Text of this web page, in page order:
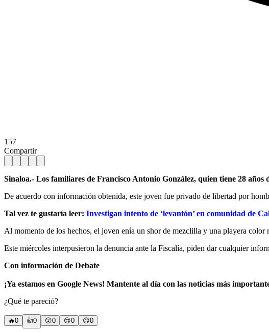
157
Compartir
Sinaloa.- Los familiares de Francisco Antonio González, quien tiene 28
De acuerdo con información obtenida, este joven fue privado de libertad por
Tal vez te gustaría leer: Investigan intento de ‘levantón’ en comunidad de
Al momento de los hechos, el joven enía un shor de mezclilla y una playera color
Este miércoles interpusieron la denuncia ante la Fiscalía, piden dar cualquier
Con información de Debate
¡Ya estamos en Google News! Mantente al día con las noticias más
¿Qué te pareció?
🔥0 👍0 😲0 😢0 😠0